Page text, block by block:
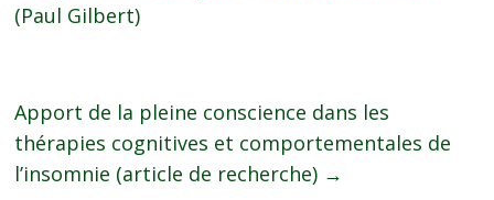
(Paul Gilbert)
Apport de la pleine conscience dans les
thérapies cognitives et comportementales de
l’insomnie (article de recherche) →